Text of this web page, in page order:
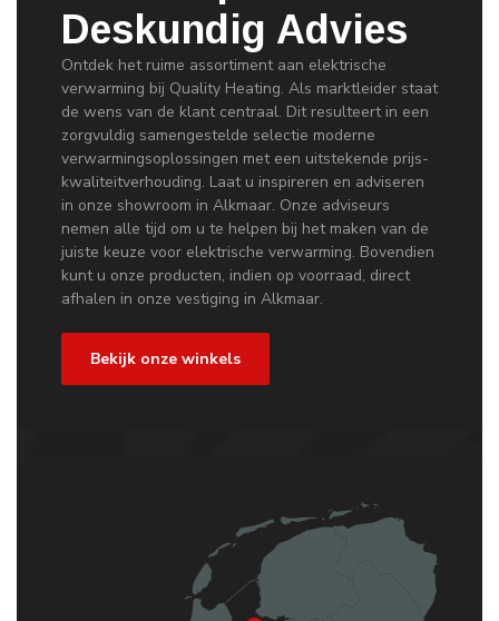
Deskundig Advies
Ontdek het ruime assortiment aan elektrische
verwarming bij Quality Heating. Als marktleider staat
de wens van de klant centraal. Dit resulteert in een
zorgvuldig samengestelde selectie moderne
verwarmingsoplossingen met een uitstekende prijs-
kwaliteitverhouding. Laat u inspireren en adviseren
in onze showroom in Alkmaar. Onze adviseurs
nemen alle tijd om u te helpen bij het maken van de
juiste keuze voor elektrische verwarming. Bovendien
kunt u onze producten, indien op voorraad, direct
afhalen in onze vestiging in Alkmaar.
Bekijk onze winkels